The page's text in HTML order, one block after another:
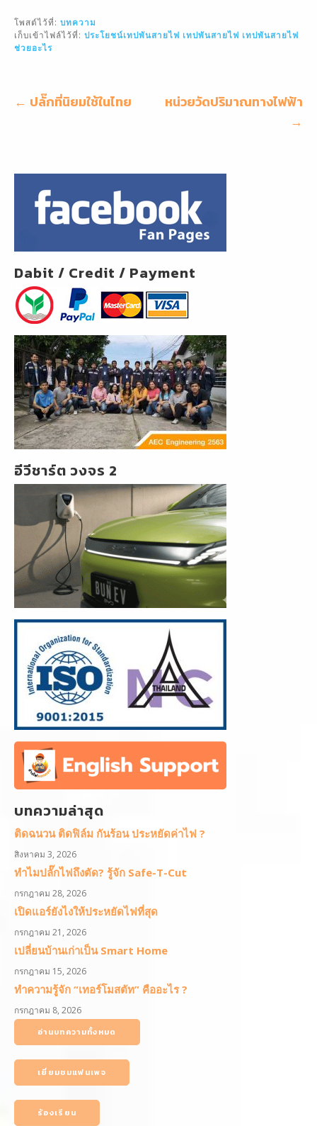
ai
l
c
e
o
e
โพสต์ไว้ที่: บทความ
เก็บเข้าไฟล์ไว้ที่: ประโยชน์เทปพันสายไฟ เทปพันสายไฟ เทปพันสายไฟ
ช่วยอะไร
แนะแนว
← ปลั๊กที่นิยมใช้ในไทย
หน่วยวัดปริมาณทางไฟฟ้า
→
Dabit / Credit / Payment
อีวีชาร์ต วงจร 2
บทความล่าสุด
ติดฉนวน ติดฟิล์ม กันร้อน ประหยัดค่าไฟ ?
สิงหาคม 3, 2026
ทำไมปลั๊กไฟถึงตัด? รู้จัก Safe-T-Cut
กรกฎาคม 28, 2026
เปิดแอร์ยังไงให้ประหยัดไฟที่สุด
กรกฎาคม 21, 2026
เปลี่ยนบ้านเก่าเป็น Smart Home
กรกฎาคม 15, 2026
ทำความรู้จัก “เทอร์โมสตัท” คืออะไร ?
กรกฎาคม 8, 2026
อ่านบทความทั้งหมด
เยี่ยมชมแฟนเพจ
ร้องเรียน